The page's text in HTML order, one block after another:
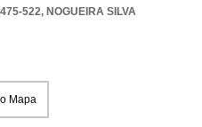
522, NOGUEIRA SILVA
Mapa